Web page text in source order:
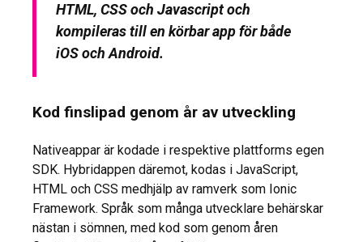
HTML, CSS och Javascript och
kompileras till en körbar app för både
iOS och Android.
Kod finslipad genom år av utveckling
Nativeappar är kodade i respektive plattforms egen
SDK. Hybridappen däremot, kodas i JavaScript,
HTML och CSS medhjälp av ramverk som Ionic
Framework. Språk som många utvecklare behärskar
nästan i sömnen, med kod som genom åren